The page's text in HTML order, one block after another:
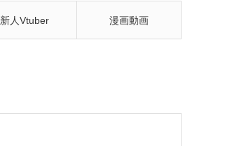
新人Vtuber 漫画動画